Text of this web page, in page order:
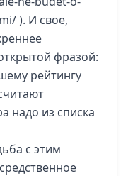
). И свое,
фразой:
рейтингу
надо из списка
с этим